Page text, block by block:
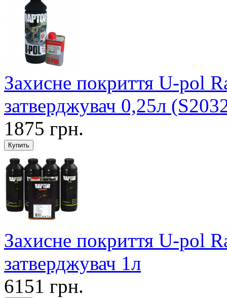
Захисне покриття U-pol
затверджувач 0,25л
1875 грн.
Захисне покриття U-pol
затверджувач 1л
6151 грн.